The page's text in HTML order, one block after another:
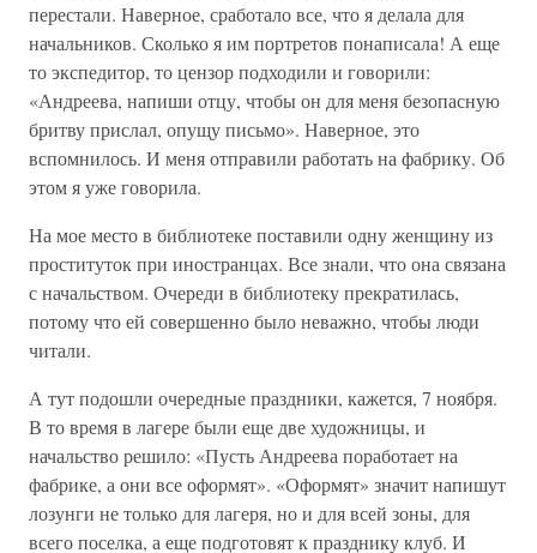
перестали. Наверное, сработало все, что я делала для
начальников. Сколько я им портретов понаписала! А еще
то экспедитор, то цензор подходили и говорили:
«Андреева, напиши отцу, чтобы он для меня безопасную
бритву прислал, опущу письмо». Наверное, это
вспомнилось. И меня отправили работать на фабрику. Об
этом я уже говорила.
На мое место в библиотеке поставили одну женщину из
проституток при иностранцах. Все знали, что она связана
с начальством. Очереди в библиотеку прекратилась,
потому что ей совершенно было неважно, чтобы люди
читали.
А тут подошли очередные праздники, кажется, 7 ноября.
В то время в лагере были еще две художницы, и
начальство решило: «Пусть Андреева поработает на
фабрике, а они все оформят». «Оформят» значит напишут
лозунги не только для лагеря, но и для всей зоны, для
всего поселка, а еще подготовят к празднику клуб. И